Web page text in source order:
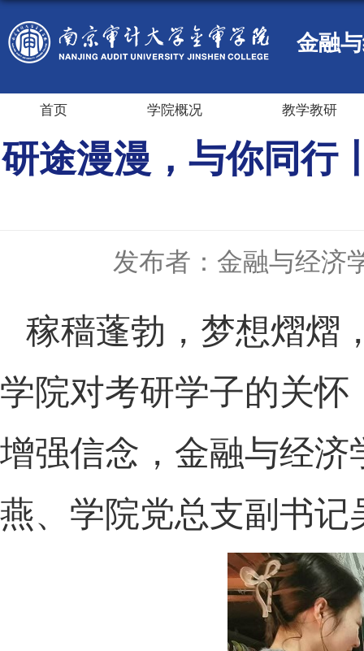
金融
首页 学院概况 教学教研
研途漫漫，与你同行
发布者：金融与经济
稼穑蓬勃，梦想熠熠
学院对考研学子的关
增强信念，金融与经
燕、学院党总支副书